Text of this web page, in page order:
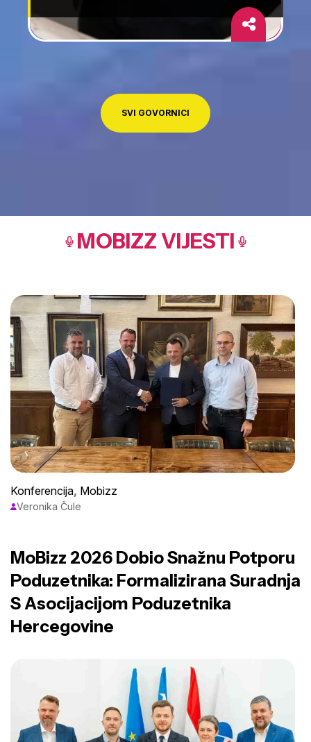
SVI GOVORNICI
MOBIZZ VIJESTI
PROČITAJ VIŠE
Konferencija, Mobizz
Veronika Čule
MoBizz 2026 Dobio Snažnu Potporu
Poduzetnika: Formalizirana Suradnja
S Asocijacijom Poduzetnika
Hercegovine